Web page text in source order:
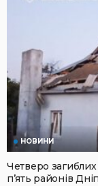
НОВИНИ
Четверо
п’ять районів